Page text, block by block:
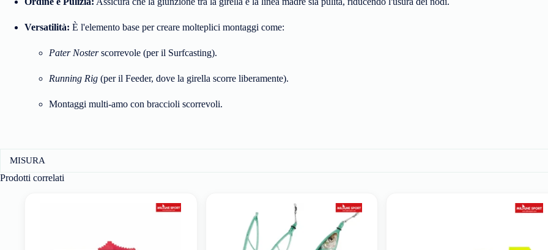
Versatilità: È l'elemento base per creare molteplici montaggi come:
Pater Nosterscorrevole (per il Surfcasting).
Running Rig (per il Feeder, dove la girella scorre liberamente).
Montaggi multi-amo con braccioli scorrevoli.
MISURA
Prodotti correlati